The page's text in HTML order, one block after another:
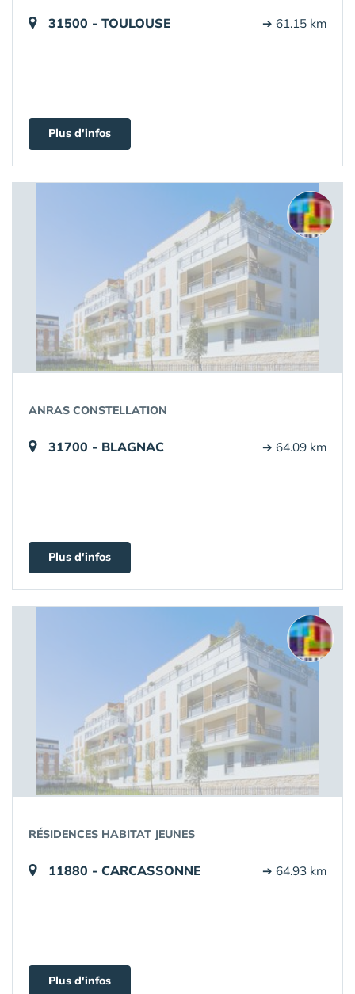
31500 - TOULOUSE ➔ 61.15 km
Plus d'infos
ANRAS CONSTELLATION
31700 - BLAGNAC ➔ 64.09 km
Plus d'infos
RÉSIDENCES HABITAT JEUNES
11880 - CARCASSONNE ➔ 64.93 km
Plus d'infos